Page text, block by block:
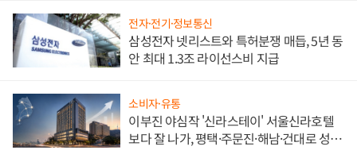
전자·전기·정보통신
삼성전자 넷리스트와 특허분쟁 매듭, 5년 동
안 최대 1.3조 라이선스비 지급
소비자·유통
이부진 야심작 '신라스테이' 서울신라호텔
보다 잘 나가, 평택·주문진·해남·건대로 성